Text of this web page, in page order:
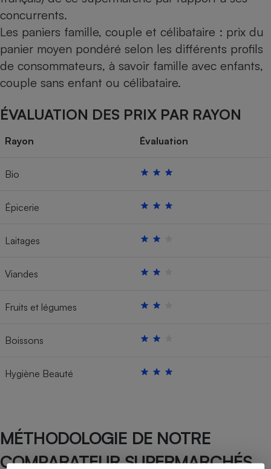
concurrents.
Les paniers famille, couple et célibataire : prix du
panier moyen pondéré selon les différents profils
de consommateurs, à savoir famille avec enfants,
couple sans enfant ou célibataire.
ÉVALUATION DES PRIX PAR RAYON
Rayon Évaluation
Bio
Épicerie
Laitages
Viandes
Fruits et légumes
Boissons
Hygiène Beauté
MÉTHODOLOGIE DE NOTRE
COMPARATEUR SUPERMARCHÉS